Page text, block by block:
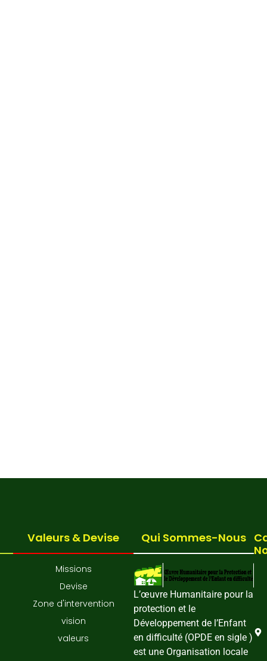
Qui Sommes-Nous
L’œuvre Humanitaire pour la
protection et le
Développement de l’Enfant
en difficulté (OPDE en sigle )
est une Organisation locale
Valeurs & Devise
Missions
Devise
Zone d'intervention
vision
valeurs